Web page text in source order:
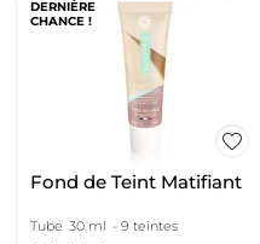
DERNIÈRE
CHANCE !
Fond de Teint Matifiant
Tube 30 ml - 9 teintes